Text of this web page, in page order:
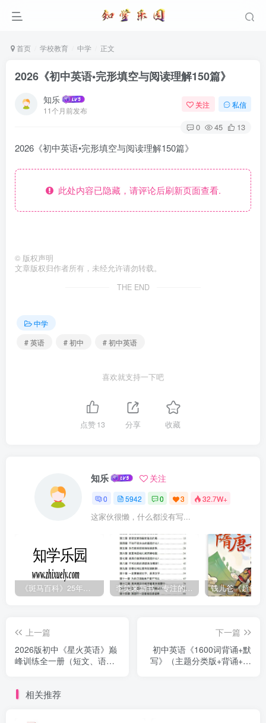
首页 学校教育 中学 正文
2026《初中英语•完形填空与阅读理解150篇》
知乐
11个月前发布
关注 私信
0 45 13
2026《初中英语•完形填空与阅读理解150篇》
此处内容已隐藏，请评论后刷新页面查看.
© 版权声明
文章版权归作者所有，未经允许请勿转载。
THE END
中学
# 英语
# 初中 # 初中英语
喜欢就支持一下吧
点赞13 分享 收藏
知乐 关注
0 5942 0 3 32.7W+
这家伙很懒，什么都没有写...
《斑马百科》25年最新30科全套高清视频 李笑来新书：专注的真相 [PDF]
上一篇
2026版初中《星火英语》巅
峰训练全一册（短文、语法
下一篇
初中英语《1600词背诵+默
写》（主题分类版+背诵+检
相关推荐